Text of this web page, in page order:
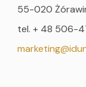
55-020
tel. + 48 506-